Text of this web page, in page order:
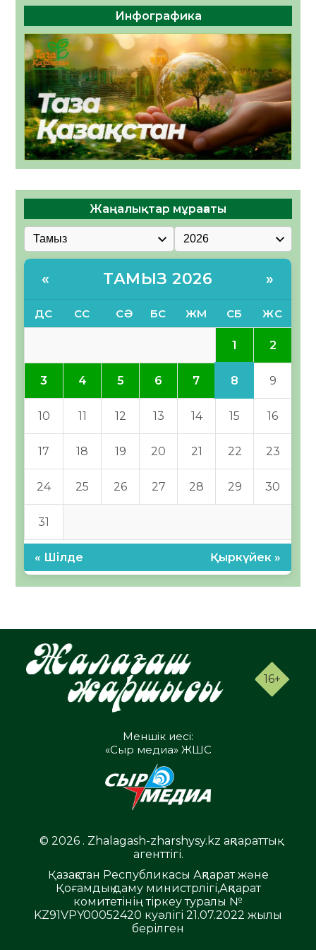
Инфографика
Жаңалықтар мұрағаты
« ТАМЫЗ 2026 »
ДС СС СӘ БС ЖМ СБ ЖС
1 2
3 4 5 6 7 8 9
10 11 12 13 14 15 16
17 18 19 20 21 22 23
24 25 26 27 28 29 30
31
« Шілде Қыркүйек »
16+
Меншік иесі:
«Сыр медиа» ЖШС
© 2026 . Zhalagash-zharshysy.kz ақпараттық
агенттігі.
Қазақстан Республикасы Ақпарат және
Қоғамдық даму министрлігі,Ақпарат
комитетінің тіркеу туралы №
KZ91VPY00052420 куәлігі 21.07.2022 жылы
берілген